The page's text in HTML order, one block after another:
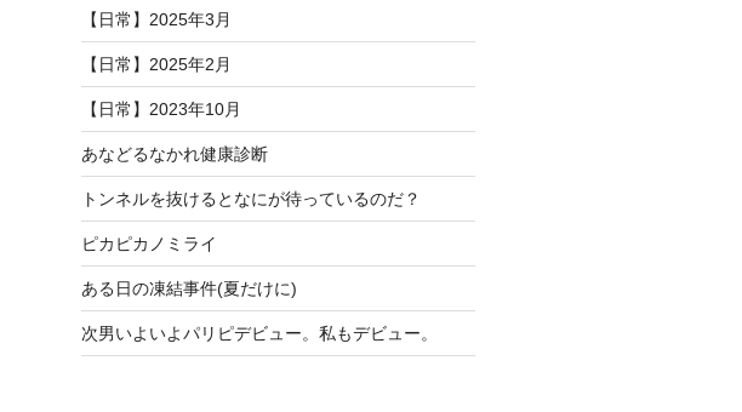
【日常】2025年3月
【日常】2025年2月
【日常】2023年10月
あなどるなかれ健康診断
トンネルを抜けるとなにが待っているのだ？
ピカピカノミライ
ある日の凍結事件(夏だけに)
次男いよいよパリピデビュー。私もデビュー。